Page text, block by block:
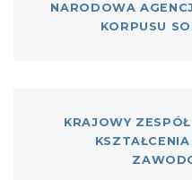
NARODOWA
KORPUSU
KRAJOWY